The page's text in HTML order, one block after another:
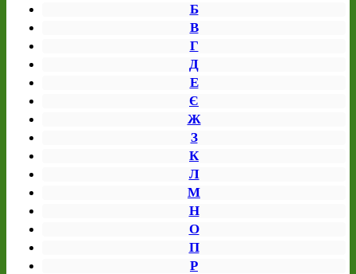
Б
В
Г
Д
Е
Є
Ж
З
К
Л
М
Н
О
П
Р